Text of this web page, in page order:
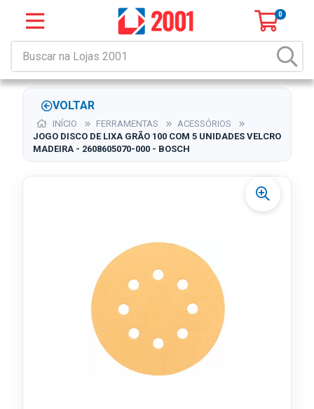
0
VOLTAR
INÍCIO FERRAMENTAS
ACESSÓRIOS
JOGO DISCO DE LIXA GRÃO 100 COM 5 UNIDADES VELCRO
MADEIRA - 2608605070-000 - BOSCH